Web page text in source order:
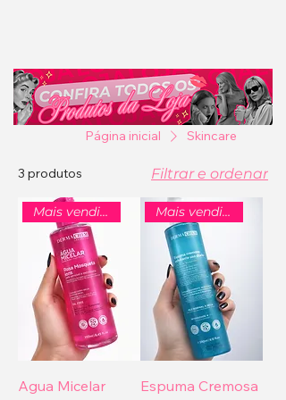
Página inicial Skincare
3 produtos Filtrar e ordenar
Mais vendido
Agua Micelar
Mais vendido
Espuma Cremosa